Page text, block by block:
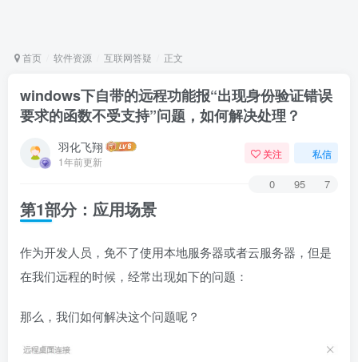
首页 软件资源 互联网答疑 正文
windows下自带的远程功能报“出现身份验证错误
要求的函数不受支持”问题，如何解决处理？
羽化飞翔
1年前更新
关注 私信
0 95 7
第1部分：应用场景
作为开发人员，免不了使用本地服务器或者云服务器，但是
在我们远程的时候，经常出现如下的问题：
那么，我们如何解决这个问题呢？